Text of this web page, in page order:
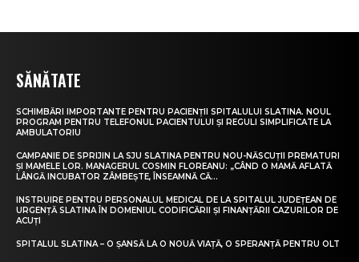
SĂNĂTATE
SCHIMBĂRI IMPORTANTE PENTRU PACIENȚII SPITALULUI SLATINA. NOUL
PROGRAM PENTRU TELEFONUL PACIENTULUI ȘI REGULI SIMPLIFICATE LA
AMBULATORIU
CAMPANIE DE SPRIJIN LA SJU SLATINA PENTRU NOU-NĂSCUȚII PREMATURI
ȘI MAMELE LOR. MANAGERUL COSMIN FLOREANU: „CÂND O MAMĂ AFLATĂ
LÂNGĂ INCUBATOR ZÂMBEȘTE, ÎNSEAMNĂ CĂ...
INSTRUIRE PENTRU PERSONALUL MEDICAL DE LA SPITALUL JUDEȚEAN DE
URGENȚĂ SLATINA ÎN DOMENIUL CODIFICĂRII ȘI FINANȚĂRII CAZURILOR DE
ACUȚI
SPITALUL SLATINA – O ȘANSĂ LA O NOUĂ VIAȚĂ, O SPERANȚĂ PENTRU OLT